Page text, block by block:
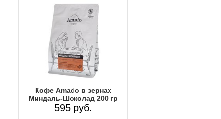
Кофе Amado в зернах
Миндаль-Шоколад 200 гр
595 руб.